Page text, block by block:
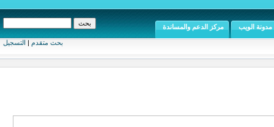
بحث متقدم | التسجيل
مدونة الويب مركز الدعم والمساندة